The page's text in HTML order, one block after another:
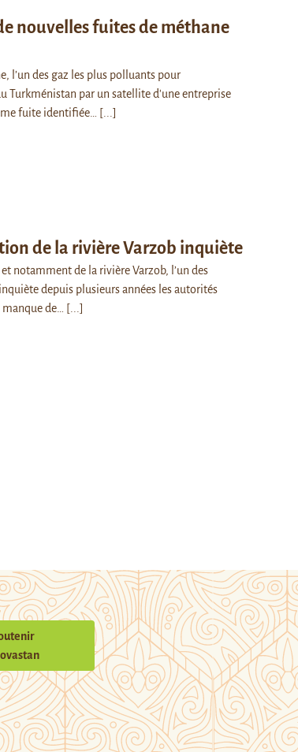
nouvelles fuites de méthane
l’un des gaz les plus polluants pour
Turkménistan par un satellite d'une entreprise
fuite identifiée…
[...]
de la rivière Varzob inquiète
et notamment de la rivière Varzob, l’un des
depuis plusieurs années les autorités
de…
[...]